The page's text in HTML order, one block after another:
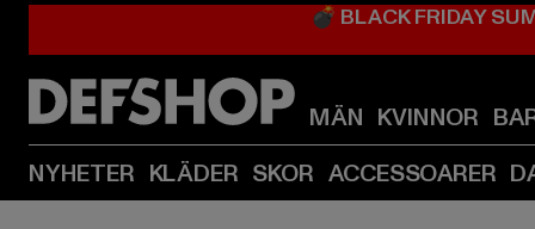
💣 BLACK FRIDAY
MÄN KVINNOR
NYHETER KLÄDER SKOR ACCESSOARER